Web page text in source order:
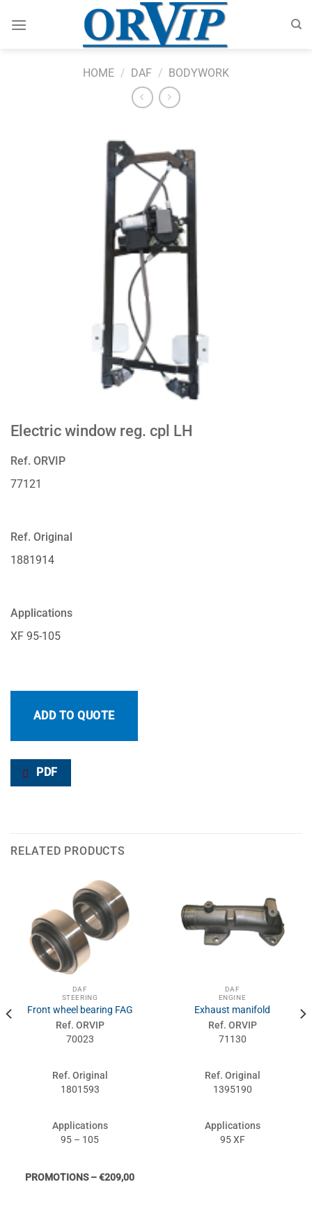
HOME / DAF / BODYWORK
Electric window reg. cpl LH
Ref. ORVIP
77121
Ref. Original
1881914
Applications
XF 95-105
ADD TO QUOTE
PDF
RELATED PRODUCTS
DAF
STEERING
Front wheel bearing FAG
Ref. ORVIP
70023
Ref. Original
1801593
Applications
95 – 105
PROMOTIONS – €209,00
DAF
ENGINE
Exhaust manifold
Ref. ORVIP
71130
Ref. Original
1395190
Applications
95 XF